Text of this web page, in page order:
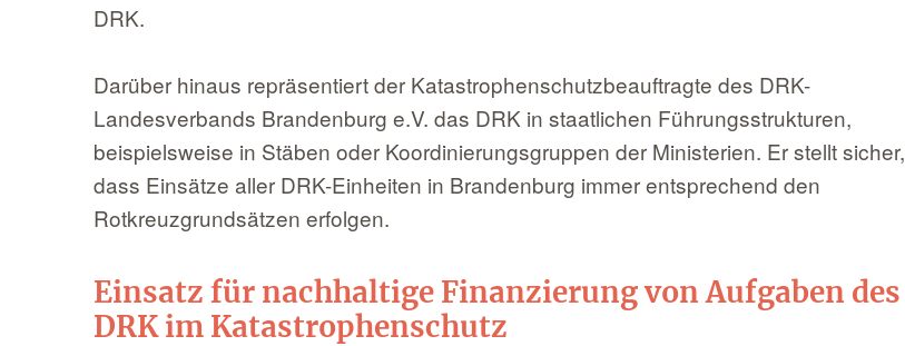
DRK.
Darüber hinaus repräsentiert der Katastrophenschutzbeauftragte des DRK-
Landesverbands Brandenburg e.V. das DRK in staatlichen Führungsstrukturen,
beispielsweise in Stäben oder Koordinierungsgruppen der Ministerien. Er stellt sicher,
dass Einsätze aller DRK-Einheiten in Brandenburg immer entsprechend den
Rotkreuzgrundsätzen erfolgen.
Einsatz für nachhaltige Finanzierung von Aufgaben des
DRK im Katastrophenschutz